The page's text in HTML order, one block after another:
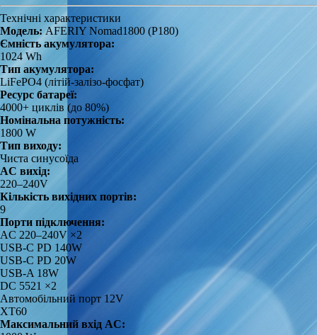
Технічні характеристики
Модель:AFERIY Nomad1800 (P180)
Ємність акумулятора:
1024 Wh
Тип акумулятора:
LiFePO4 (літій-залізо-фосфат)
Ресурс батареї:
4000+ циклів (до 80%)
Номінальна потужність:
1800 W
Тип виходу:
Чиста синусоїда
AC вихід:
220–240V
Кількість вихідних портів:
9
Порти підключення:
AC 220–240V ×2
USB-C PD 140W
USB-C PD 20W
USB-A 18W
DC 5521 ×2
Автомобільний порт 12V
XT60
Максимальний вхід AC: